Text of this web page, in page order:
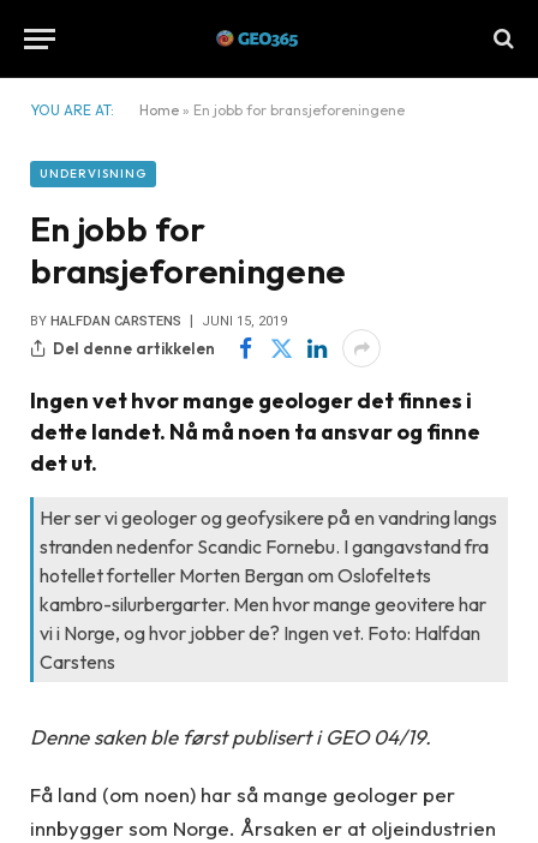
YOU ARE AT: Home » En jobb for bransjeforeningene
UNDERVISNING
En jobb for
bransjeforeningene
BY HALFDAN CARSTENS JUNI 15, 2019
Del denne artikkelen
Ingen vet hvor mange geologer det finnes i
dette landet. Nå må noen ta ansvar og finne
det ut.
Her ser vi geologer og geofysikere på en vandring langs
stranden nedenfor Scandic Fornebu. I gangavstand fra
hotellet forteller Morten Bergan om Oslofeltets
kambro-silurbergarter. Men hvor mange geovitere har
vi i Norge, og hvor jobber de? Ingen vet. Foto: Halfdan
Carstens
Denne saken ble først publisert i GEO 04/19.
Få land (om noen) har så mange geologer per
innbygger som Norge. Årsaken er at oljeindustrien